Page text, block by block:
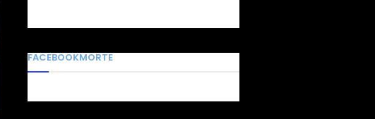
FACEBOOKMORTE